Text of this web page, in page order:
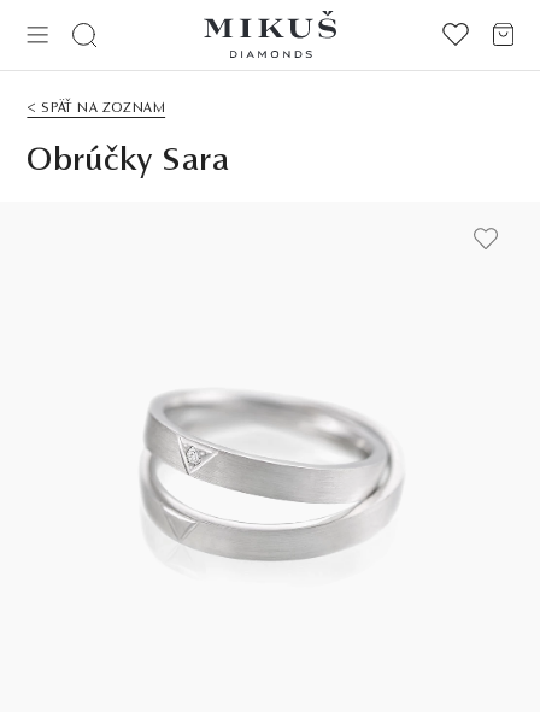
< SPÄŤ NA ZOZNAM
Obrúčky Sara